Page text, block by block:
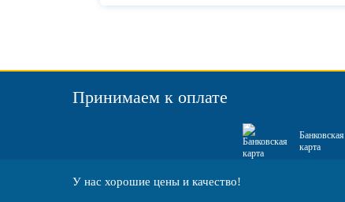
Принимаем к оплате
Банковская
карта
У нас хорошие цены и качество!